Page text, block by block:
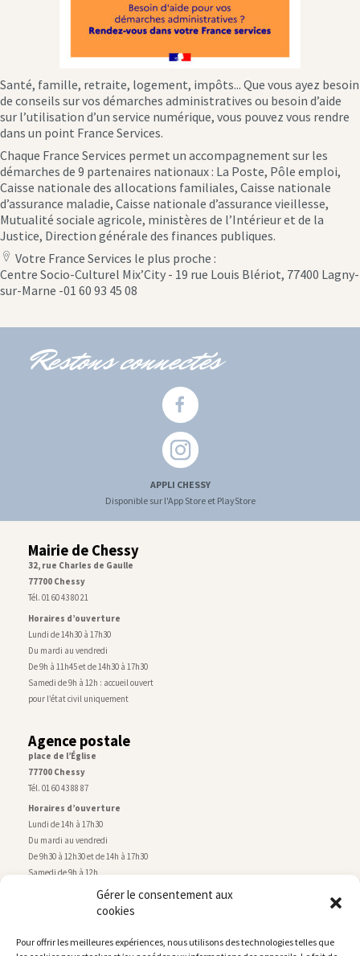
Gérer le consentement aux
cookies
Pour offrir les meilleures expériences, nous utilisons des technologies telles que
Santé, famille, retraite, logement, impôts... Que vous ayez besoin
de conseils sur vos démarches administratives ou besoin d’aide
sur l’utilisation d’un service numérique, vous pouvez vous rendre
dans un point France Services.
Chaque France Services permet un accompagnement sur les
démarches de 9 partenaires nationaux : La Poste, Pôle emploi,
Caisse nationale des allocations familiales, Caisse nationale
d’assurance maladie, Caisse nationale d’assurance vieillesse,
Mutualité sociale agricole, ministères de l’Intérieur et de la
Justice, Direction générale des finances publiques.
location
icon
Votre France Services le plus proche :
Centre Socio-Culturel Mix’City - 19 rue Louis Blériot, 77400 Lagny-
sur-Marne -01 60 93 45 08
Restons connectés
APPLI CHESSY
Disponible sur l'App Store et PlayStore
Mairie de Chessy
32, rue Charles de Gaulle
77700 Chessy
Tél. 01 60 43 80 21
Horaires d’ouverture
Lundi de 14h30 à 17h30
Du mardi au vendredi
De 9h à 11h45 et de 14h30 à 17h30
Samedi de 9h à 12h : accueil ouvert
pour l’état civil uniquement
Agence postale
place de l’Église
77700 Chessy
Tél. 01 60 43 88 87
Horaires d’ouverture
Lundi de 14h à 17h30
Du mardi au vendredi
De 9h30 à 12h30 et de 14h à 17h30
Samedi de 9h à 12h
Service technique
rue de Montry–77700 Chessy